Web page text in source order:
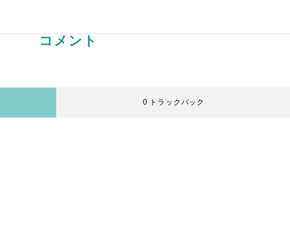
コメント
0 トラックバック